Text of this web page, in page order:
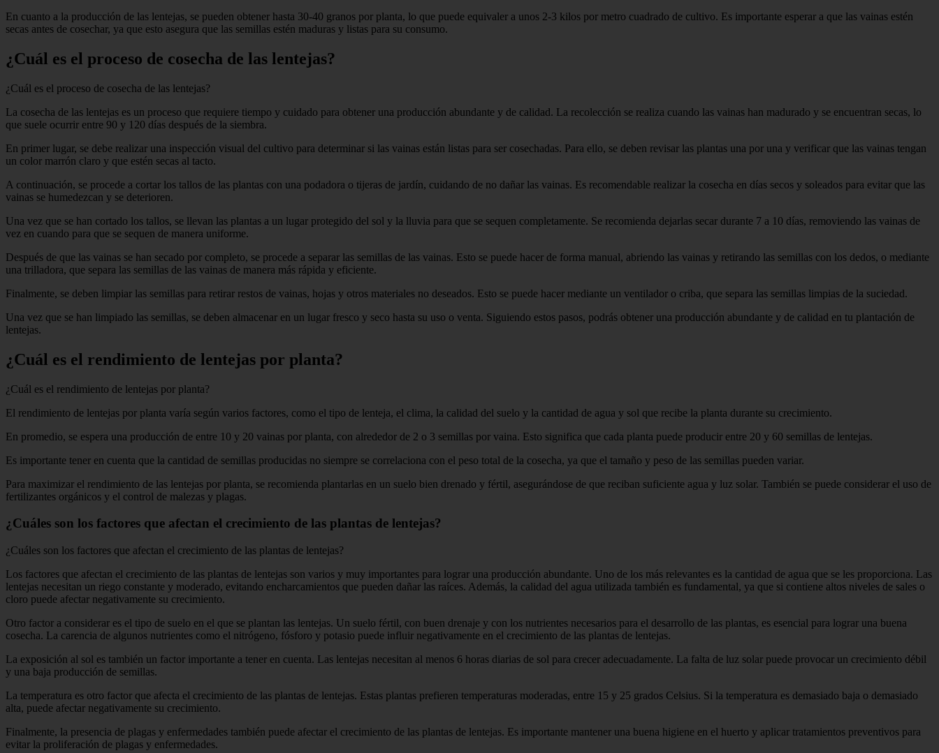
En cuanto a la producción de las lentejas, se pueden obtener hasta 30-40 granos por planta, lo que puede equivaler a unos 2-3 kilos por metro cuadrado de cultivo. Es importante esperar a que las vainas estén
secas antes de cosechar, ya que esto asegura que las semillas estén maduras y listas para su consumo.
¿Cuál es el proceso de cosecha de las lentejas?
¿Cuál es el proceso de cosecha de las lentejas?
La cosecha de las lentejas es un proceso que requiere tiempo y cuidado para obtener una producción abundante y de calidad. La recolección se realiza cuando las vainas han madurado y se encuentran secas, lo
que suele ocurrir entre 90 y 120 días después de la siembra.
En primer lugar, se debe realizar una inspección visual del cultivo para determinar si las vainas están listas para ser cosechadas. Para ello, se deben revisar las plantas una por una y verificar que las vainas tengan
un color marrón claro y que estén secas al tacto.
A continuación, se procede a cortar los tallos de las plantas con una podadora o tijeras de jardín, cuidando de no dañar las vainas. Es recomendable realizar la cosecha en días secos y soleados para evitar que las
vainas se humedezcan y se deterioren.
Una vez que se han cortado los tallos, se llevan las plantas a un lugar protegido del sol y la lluvia para que se sequen completamente. Se recomienda dejarlas secar durante 7 a 10 días, removiendo las vainas de
vez en cuando para que se sequen de manera uniforme.
Después de que las vainas se han secado por completo, se procede a separar las semillas de las vainas. Esto se puede hacer de forma manual, abriendo las vainas y retirando las semillas con los dedos, o mediante
una trilladora, que separa las semillas de las vainas de manera más rápida y eficiente.
Finalmente, se deben limpiar las semillas para retirar restos de vainas, hojas y otros materiales no deseados. Esto se puede hacer mediante un ventilador o criba, que separa las semillas limpias de la suciedad.
Una vez que se han limpiado las semillas, se deben almacenar en un lugar fresco y seco hasta su uso o venta. Siguiendo estos pasos, podrás obtener una producción abundante y de calidad en tu plantación de
lentejas.
¿Cuál es el rendimiento de lentejas por planta?
¿Cuál es el rendimiento de lentejas por planta?
El rendimiento de lentejas por planta varía según varios factores, como el tipo de lenteja, el clima, la calidad del suelo y la cantidad de agua y sol que recibe la planta durante su crecimiento.
En promedio, se espera una producción de entre 10 y 20 vainas por planta, con alrededor de 2 o 3 semillas por vaina. Esto significa que cada planta puede producir entre 20 y 60 semillas de lentejas.
Es importante tener en cuenta que la cantidad de semillas producidas no siempre se correlaciona con el peso total de la cosecha, ya que el tamaño y peso de las semillas pueden variar.
Para maximizar el rendimiento de las lentejas por planta, se recomienda plantarlas en un suelo bien drenado y fértil, asegurándose de que reciban suficiente agua y luz solar. También se puede considerar el uso de
fertilizantes orgánicos y el control de malezas y plagas.
¿Cuáles son los factores que afectan el crecimiento de las plantas de lentejas?
¿Cuáles son los factores que afectan el crecimiento de las plantas de lentejas?
Los factores que afectan el crecimiento de las plantas de lentejas son varios y muy importantes para lograr una producción abundante. Uno de los más relevantes es la cantidad de agua que se les proporciona. Las
lentejas necesitan un riego constante y moderado, evitando encharcamientos que pueden dañar las raíces. Además, la calidad del agua utilizada también es fundamental, ya que si contiene altos niveles de sales o
cloro puede afectar negativamente su crecimiento.
Otro factor a considerar es el tipo de suelo en el que se plantan las lentejas. Un suelo fértil, con buen drenaje y con los nutrientes necesarios para el desarrollo de las plantas, es esencial para lograr una buena
cosecha. La carencia de algunos nutrientes como el nitrógeno, fósforo y potasio puede influir negativamente en el crecimiento de las plantas de lentejas.
La exposición al sol es también un factor importante a tener en cuenta. Las lentejas necesitan al menos 6 horas diarias de sol para crecer adecuadamente. La falta de luz solar puede provocar un crecimiento débil
y una baja producción de semillas.
La temperatura es otro factor que afecta el crecimiento de las plantas de lentejas. Estas plantas prefieren temperaturas moderadas, entre 15 y 25 grados Celsius. Si la temperatura es demasiado baja o demasiado
alta, puede afectar negativamente su crecimiento.
Finalmente, la presencia de plagas y enfermedades también puede afectar el crecimiento de las plantas de lentejas. Es importante mantener una buena higiene en el huerto y aplicar tratamientos preventivos para
evitar la proliferación de plagas y enfermedades.